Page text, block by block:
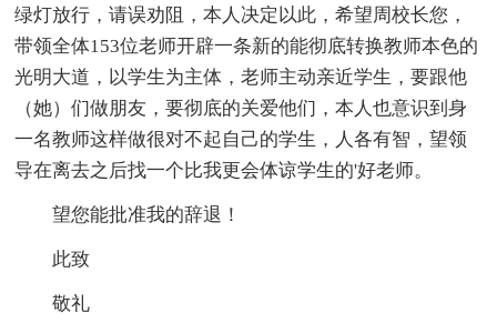
绿灯放行，请误劝阻，本人决定以此，希望周校长您，
带领全体153位老师开辟一条新的能彻底转换教师本色的
光明大道，以学生为主体，老师主动亲近学生，要跟他
（她）们做朋友，要彻底的关爱他们，本人也意识到身
一名教师这样做很对不起自己的学生，人各有智，望领
导在离去之后找一个比我更会体谅学生的'好老师。
望您能批准我的辞退！
此致
敬礼